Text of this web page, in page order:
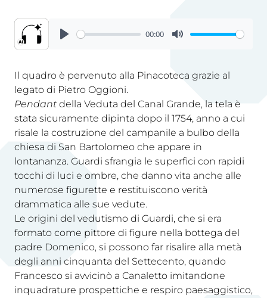
00:00
Il quadro è pervenuto alla Pinacoteca grazie al
legato di Pietro Oggioni.
Pendant della Veduta del Canal Grande, la tela è
stata sicuramente dipinta dopo il 1754, anno a cui
risale la costruzione del campanile a bulbo della
chiesa di San Bartolomeo che appare in
lontananza. Guardi sfrangia le superfici con rapidi
tocchi di luci e ombre, che danno vita anche alle
numerose figurette e restituiscono verità
drammatica alle sue vedute.
Le origini del vedutismo di Guardi, che si era
formato come pittore di figure nella bottega del
padre Domenico, si possono far risalire alla metà
degli anni cinquanta del Settecento, quando
Francesco si avvicinò a Canaletto imitandone
inquadrature prospettiche e respiro paesaggistico,